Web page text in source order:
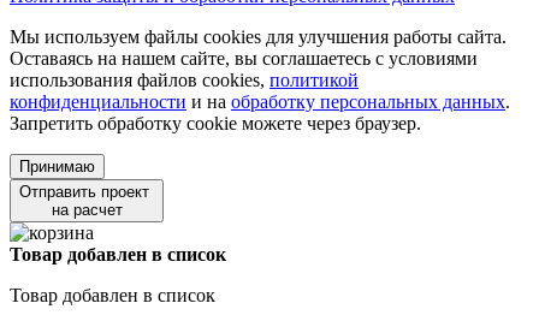
Мы используем файлы cookies для улучшения работы сайта.
Оставаясь на нашем сайте, вы соглашаетесь с условиями
использования файлов cookies, политикой
конфиденциальности и на обработку персональных данных.
Запретить обработку cookie можете через браузер.
Принимаю
Отправить проект
на расчет
Товар добавлен в список
Товар добавлен в список